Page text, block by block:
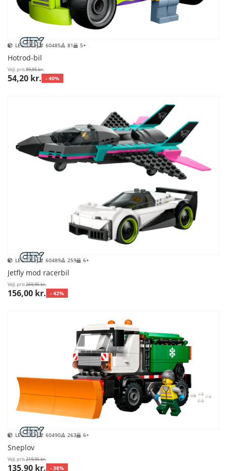
LEGO City 60485 81 5+
Hotrod-bil
Vejl. pris89,95 kr.
54,20 kr. - 40%
LEGO City 60489 259 6+
Jetfly mod racerbil
Vejl. pris269,95 kr.
156,00 kr. - 42%
LEGO City 60490 263 6+
Sneplov
Vejl. pris219,95 kr.
135,90 kr. - 38%